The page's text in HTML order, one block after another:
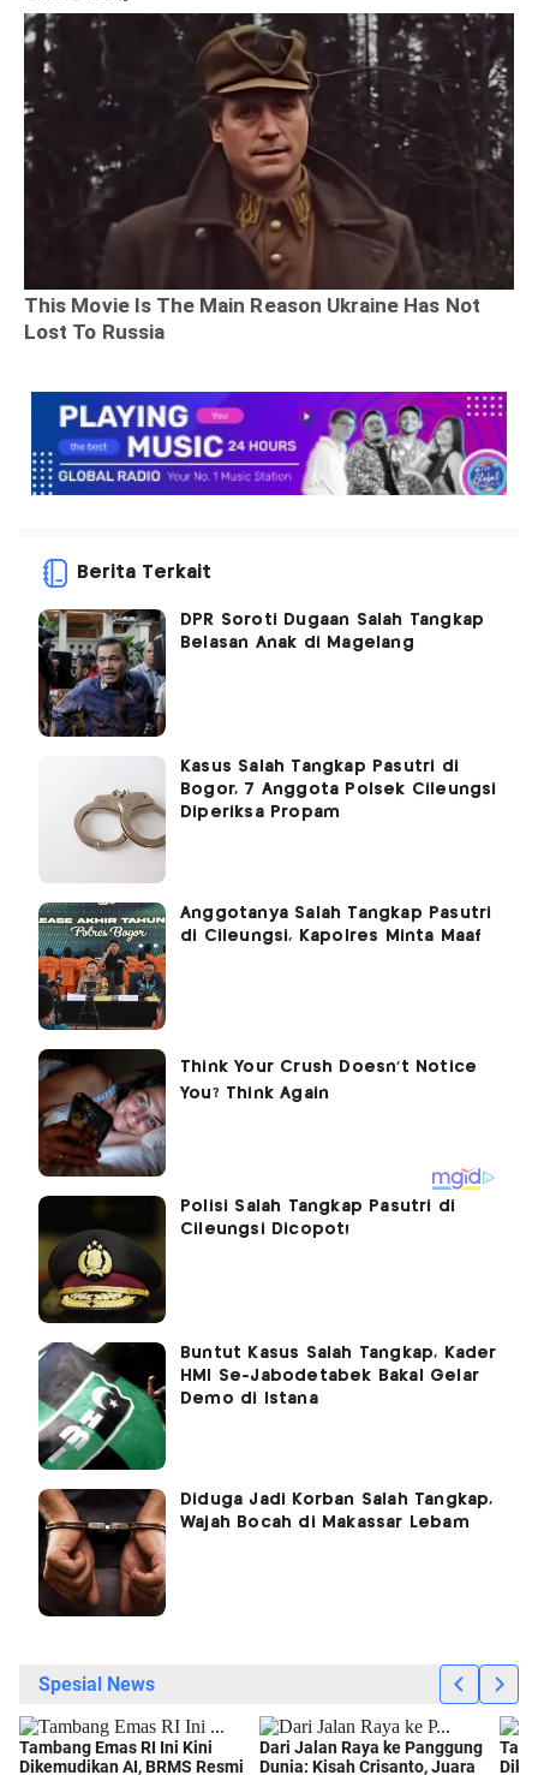
Berita Terkait
DPR Soroti Dugaan Salah Tangkap
Belasan Anak di Magelang
Kasus Salah Tangkap Pasutri di
Bogor, 7 Anggota Polsek Cileungsi
Diperiksa Propam
Anggotanya Salah Tangkap Pasutri
di Cileungsi, Kapolres Minta Maaf
Polisi Salah Tangkap Pasutri di
Cileungsi Dicopot!
Buntut Kasus Salah Tangkap, Kader
HMI Se-Jabodetabek Bakal Gelar
Demo di Istana
Diduga Jadi Korban Salah Tangkap,
Wajah Bocah di Makassar Lebam